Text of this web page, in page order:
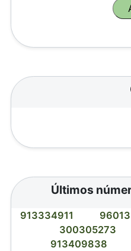
Últimos
913334911
300305273
913409838